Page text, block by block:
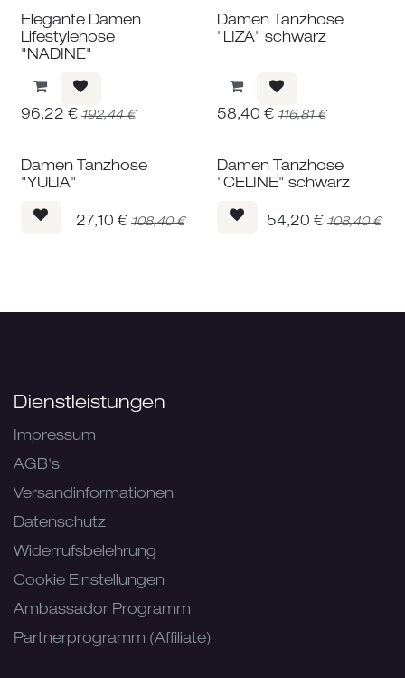
Elegante Damen
Lifestylehose
"NADINE"
96,22 € 192,44€
Damen Tanzhose
"LIZA" schwarz
58,40 € 116,81€
Damen Tanzhose
"YULIA"
27,10 € 108,40€
Damen Tanzhose
"CELINE" schwarz
54,20 € 108,40€
Dienstleistungen
Impressum
AGB's
Versandinformationen
Datenschutz
Widerrufsbelehrung
Cookie Einstellungen
Ambassador Programm
Partnerprogramm (Affiliate)